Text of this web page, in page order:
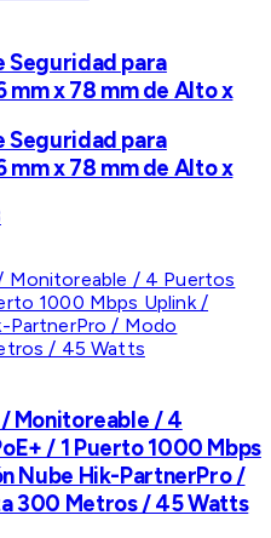
Seguridad para
mm x 78 mm de Alto x
Seguridad para
mm x 78 mm de Alto x
Monitoreable / 4
/ 1 Puerto 1000 Mbps
Nube Hik-PartnerPro /
300 Metros / 45 Watts